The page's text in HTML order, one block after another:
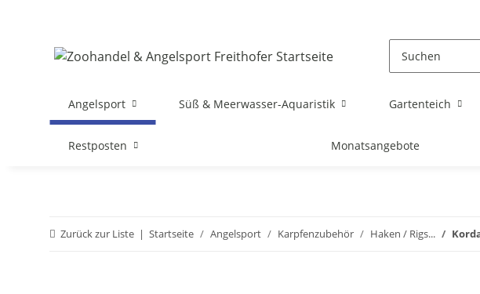
Angelsport Süß & Meerwasser-Aquaristik Gartenteich
Restposten Monatsangebote
Zurück zur Liste Startseite Angelsport Karpfenzubehör Haken / Rigs...